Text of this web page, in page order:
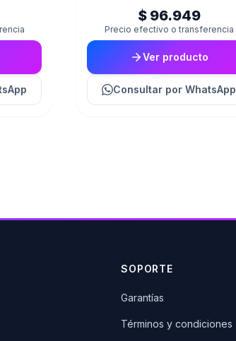
$ 96.949
Precio efectivo o transferencia
Ver producto
Consultar por WhatsApp
SOPORTE
Garantías
Términos y condiciones